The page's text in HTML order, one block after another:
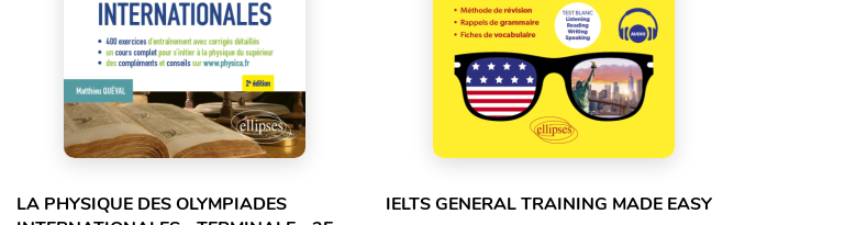
LA PHYSIQUE DES OLYMPIADES
IELTS GENERAL TRAINING MADE EASY